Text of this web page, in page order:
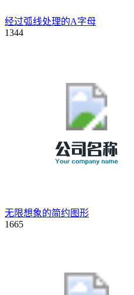
经过弧线处理的A字母
1344
无限想象的简约图形
1665